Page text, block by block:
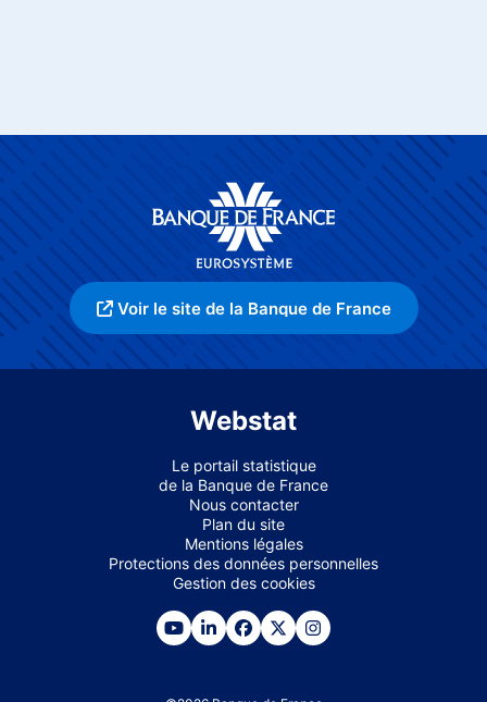
Voir le site de la Banque de France
Webstat
Le portail statistique
de la Banque de France
Nous contacter
Plan du site
Mentions légales
Protections des données personnelles
Gestion des cookies